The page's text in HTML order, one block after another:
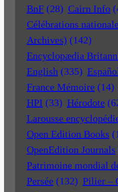
BnF (28) Cairn Info
Célébrations
Archives) (142)
Encyclopædia
English (335)
France Mémoire (14)
HPI (33) Hérodote
Larousse
Open Edition Books
OpenEdition Journals
Patrimoine mondial
Persée (132) Pilier –